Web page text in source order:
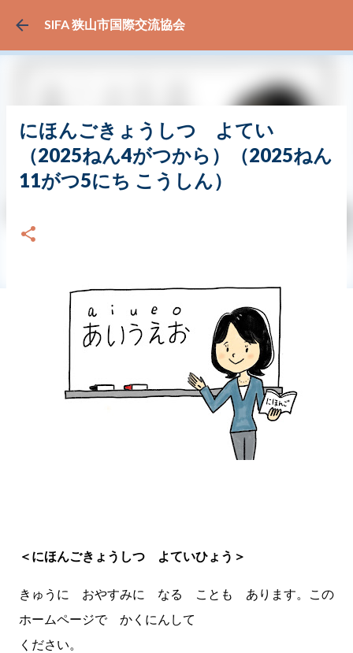
スキップしてメイン コンテンツに移動
SIFA 狭山市国際交流協会
にほんごきょうしつ よてい
（2025ねん4がつから）（2025ねん
11がつ5にち こうしん）
＜にほんごきょうしつ よていひょう＞
きゅうに おやすみに なる ことも あります。この
ホームページで かくにんして
ください。